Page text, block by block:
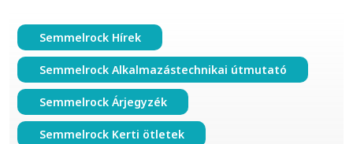
Semmelrock Hírek
Semmelrock Alkalmazástechnikai útmutató
Semmelrock Árjegyzék
Semmelrock Kerti ötletek